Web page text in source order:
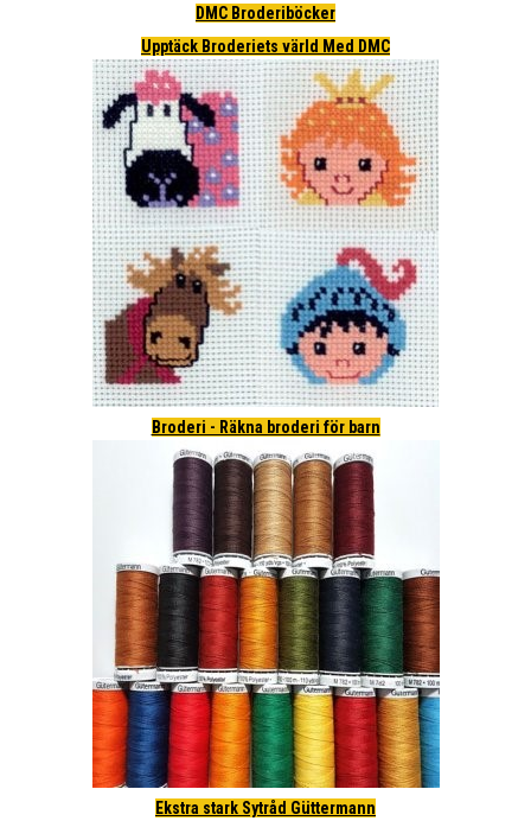
DMC Broderiböcker
Upptäck Broderiets värld Med DMC
Broderi - Räkna broderi för barn
Ekstra stark Sytråd Güttermann